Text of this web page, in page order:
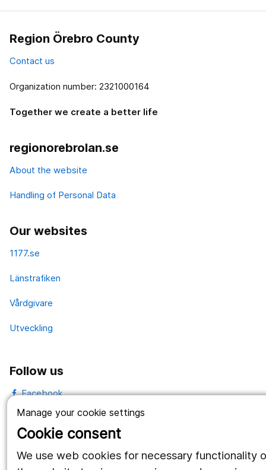
Manage your cookie settings
Cookie consent
We use web cookies for necessary functionality
Region Örebro County
Contact us
Organization number: 2321000164
Together we create a better life
regionorebrolan.se
About the website
Handling of Personal Data
Our websites
1177.se
Länstrafiken
Vårdgivare
Utveckling
Follow us
Facebook
portraitInstagram
LinkedIn